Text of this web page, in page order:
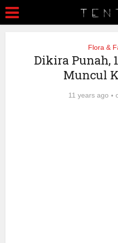
Flora &
Dikira Punah,
Muncul
11 years ago